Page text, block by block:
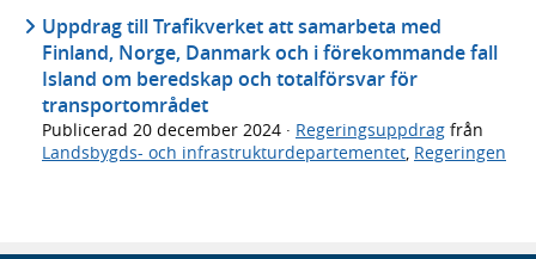
Uppdrag till Trafikverket att samarbeta med
Finland, Norge, Danmark och i förekommande fall
Island om beredskap och totalförsvar för
transportområdet
Publicerad 20 december 2024 · Regeringsuppdrag från
Landsbygds- och infrastrukturdepartementet, Regeringen